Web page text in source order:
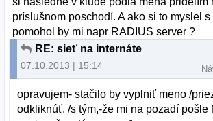
príslušnom poschodí. A ako si to myslel
pomohol by mi napr RADIUS server ?
RE: sieť na internáte
07.10.2013 | 15:14
opravujem- stačilo by vyplniť meno /
odkliknúť. /s tým,-že mi na pozadí pošle